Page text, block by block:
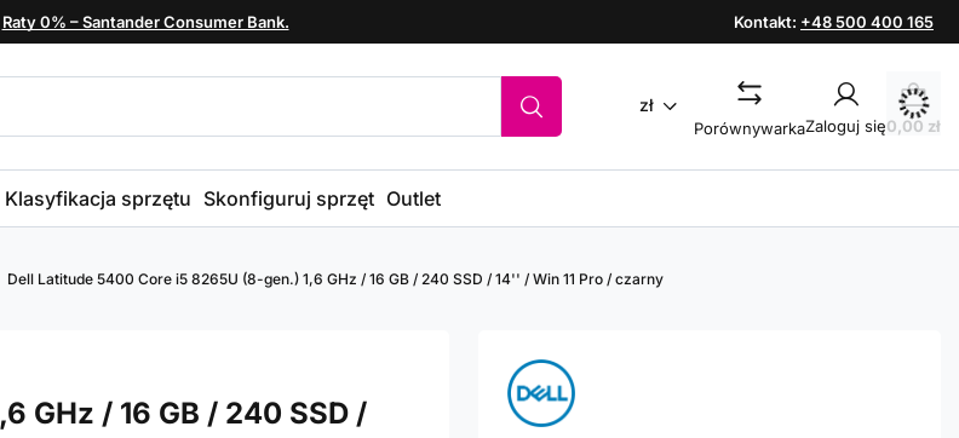
Raty 0% – Santander Consumer Bank. Kontakt: +48 500 400 165
zł
PorównywarkaZaloguj się0,00 zł
Klasyfikacja sprzętu Skonfiguruj sprzęt Outlet
Dell Latitude 5400 Core i5 8265U (8-gen.) 1,6 GHz / 16 GB / 240 SSD / 14'' / Win 11 Pro / czarny
GHz / 16 GB / 240 SSD /